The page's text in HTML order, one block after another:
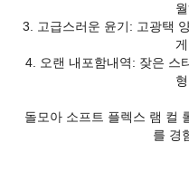
3. 고급스러운 윤기: 고광택
4. 오랜 내포함내역: 잦은 스
돌모아 소프트 플렉스 램 컬
를 경